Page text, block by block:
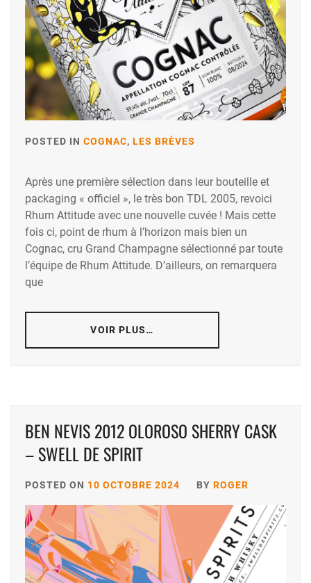
POSTED IN COGNAC, LES BRÈVES
Après une première sélection dans leur bouteille et
packaging « officiel », le très bon TDL 2005, revoici
Rhum Attitude avec une nouvelle cuvée ! Mais cette
fois ci, point de rhum à l’horizon mais bien un
Cognac, cru Grand Champagne sélectionné par toute
l’équipe de Rhum Attitude. D’ailleurs, on remarquera
que
VOIR PLUS…
BEN NEVIS 2012 OLOROSO SHERRY CASK
– SWELL DE SPIRIT
POSTED ON 10 OCTOBRE 2024 BY ROGER